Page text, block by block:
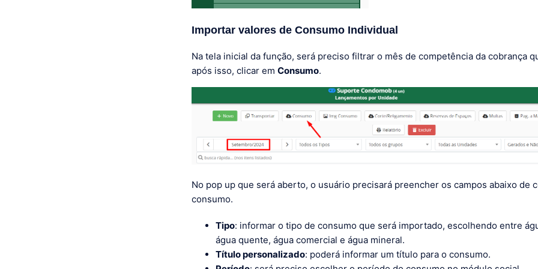
Importar valores de Consumo Individual
Na tela inicial da função, será preciso filtrar o mês de competência da cobrança
após isso, clicar emConsumo.
No pop up que será aberto, o usuário precisará preencher os campos abaixo de
consumo.
Tipo: informar o tipo de consumo que será importado, escolhendo entre
água quente, água comercial e água mineral.
Título personalizado: poderá informar um título para o consumo.